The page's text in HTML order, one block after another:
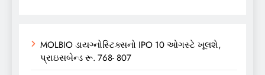
MOLBIO ડાયગ્નોસ્ટિક્સનો IPO 10 ઓગસ્ટે ખૂલશે,
પ્રાઇસબેન્ડ રૂ. 768- 807